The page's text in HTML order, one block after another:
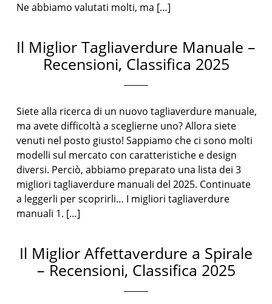
Ne abbiamo valutati molti, ma […]
Il Miglior Tagliaverdure Manuale –
Recensioni, Classifica 2025
Siete alla ricerca di un nuovo tagliaverdure manuale,
ma avete difficoltà a sceglierne uno? Allora siete
venuti nel posto giusto! Sappiamo che ci sono molti
modelli sul mercato con caratteristiche e design
diversi. Perciò, abbiamo preparato una lista dei 3
migliori tagliaverdure manuali del 2025. Continuate
a leggerli per scoprirli… I migliori tagliaverdure
manuali 1. […]
Il Miglior Affettaverdure a Spirale
– Recensioni, Classifica 2025